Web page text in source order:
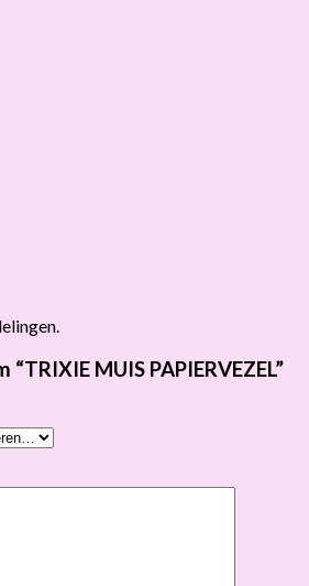
MUIS PAPIERVEZEL”